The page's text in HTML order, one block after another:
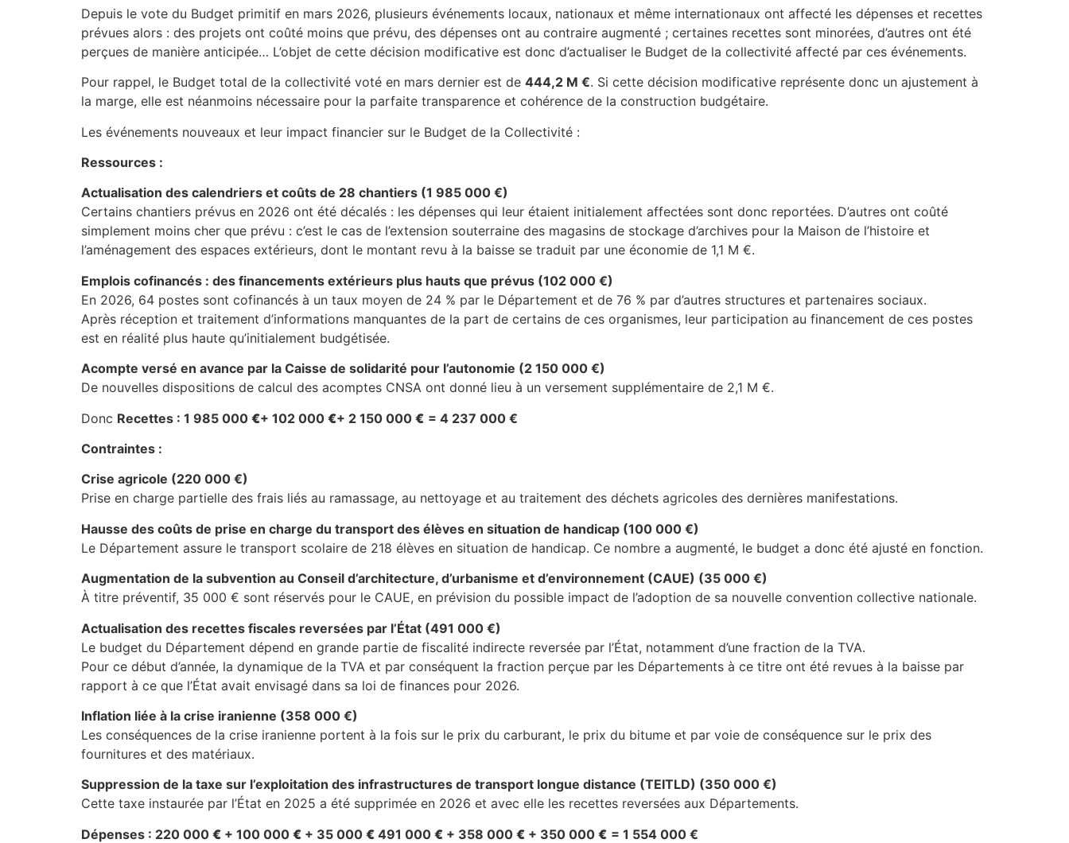
Depuis le vote du Budget primitif en mars 2026, plusieurs événements locaux, nationaux et même internationaux ont affecté les dépenses et recettes
prévues alors : des projets ont coûté moins que prévu, des dépenses ont au contraire augmenté ; certaines recettes sont minorées, d’autres ont été
perçues de manière anticipée… L’objet de cette décision modificative est donc d’actualiser le Budget de la collectivité affecté par ces événements.
Pour rappel, le Budget total de la collectivité voté en mars dernier est de 444,2 M €. Si cette décision modificative représente donc un ajustement à
la marge, elle est néanmoins nécessaire pour la parfaite transparence et cohérence de la construction budgétaire.
Les événements nouveaux et leur impact financier sur le Budget de la Collectivité :
Ressources :
Actualisation des calendriers et coûts de 28 chantiers (1 985 000 €)
Certains chantiers prévus en 2026 ont été décalés : les dépenses qui leur étaient initialement affectées sont donc reportées. D’autres ont coûté
simplement moins cher que prévu : c’est le cas de l’extension souterraine des magasins de stockage d’archives pour la Maison de l’histoire et
l’aménagement des espaces extérieurs, dont le montant revu à la baisse se traduit par une économie de 1,1 M €.
Emplois cofinancés : des financements extérieurs plus hauts que prévus (102 000 €)
En 2026, 64 postes sont cofinancés à un taux moyen de 24 % par le Département et de 76 % par d’autres structures et partenaires sociaux.
Après réception et traitement d’informations manquantes de la part de certains de ces organismes, leur participation au financement de ces postes
est en réalité plus haute qu’initialement budgétisée.
Acompte versé en avance par la Caisse de solidarité pour l’autonomie (2 150 000 €)
De nouvelles dispositions de calcul des acomptes CNSA ont donné lieu à un versement supplémentaire de 2,1 M €.
Donc Recettes : 1 985 000 €+ 102 000 €+ 2 150 000 € = 4 237 000 €
Contraintes :
Crise agricole (220 000 €)
Prise en charge partielle des frais liés au ramassage, au nettoyage et au traitement des déchets agricoles des dernières manifestations.
Hausse des coûts de prise en charge du transport des élèves en situation de handicap (100 000 €)
Le Département assure le transport scolaire de 218 élèves en situation de handicap. Ce nombre a augmenté, le budget a donc été ajusté en fonction.
Augmentation de la subvention au Conseil d’architecture, d’urbanisme et d’environnement (CAUE) (35 000 €)
À titre préventif, 35 000 € sont réservés pour le CAUE, en prévision du possible impact de l’adoption de sa nouvelle convention collective nationale.
Actualisation des recettes fiscales reversées par l’État (491 000 €)
Le budget du Département dépend en grande partie de fiscalité indirecte reversée par l’État, notamment d’une fraction de la TVA.
Pour ce début d’année, la dynamique de la TVA et par conséquent la fraction perçue par les Départements à ce titre ont été revues à la baisse par
rapport à ce que l’État avait envisagé dans sa loi de finances pour 2026.
Inflation liée à la crise iranienne (358 000 €)
Les conséquences de la crise iranienne portent à la fois sur le prix du carburant, le prix du bitume et par voie de conséquence sur le prix des
fournitures et des matériaux.
Suppression de la taxe sur l’exploitation des infrastructures de transport longue distance (TEITLD) (350 000 €)
Cette taxe instaurée par l’État en 2025 a été supprimée en 2026 et avec elle les recettes reversées aux Départements.
Dépenses : 220 000 € + 100 000 € + 35 000 € 491 000 € + 358 000 € + 350 000 € = 1 554 000 €